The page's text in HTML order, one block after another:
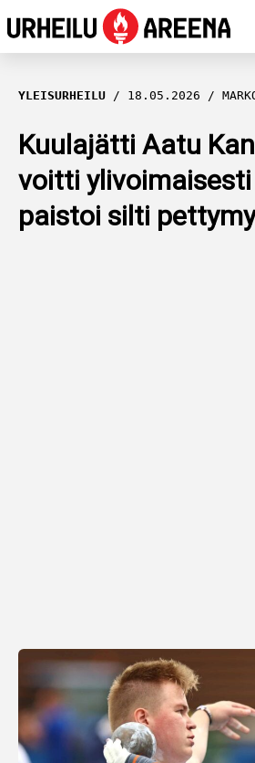
OLYMPIALAISET
MAASTOHIIHTO
AMPUMAHIIHTO
YLEISURHEILU
YLEISURHEILU 18.05.2026
Kuulajätti Aatu
voitti
paistoi silti